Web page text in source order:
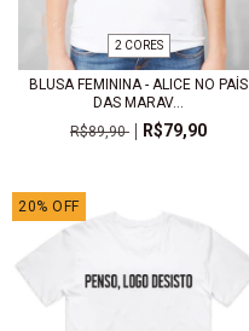
2 CORES
BLUSA FEMININA - ALICE NO PAÍS
DAS MARAV...
R$89,90
R$79,90
20% OFF